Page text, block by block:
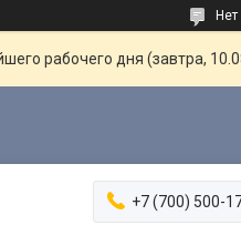
рабочего дня (завтра,
+7 (700) 500-